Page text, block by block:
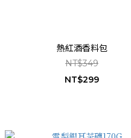
熱紅酒香料包
NT$349
NT$299